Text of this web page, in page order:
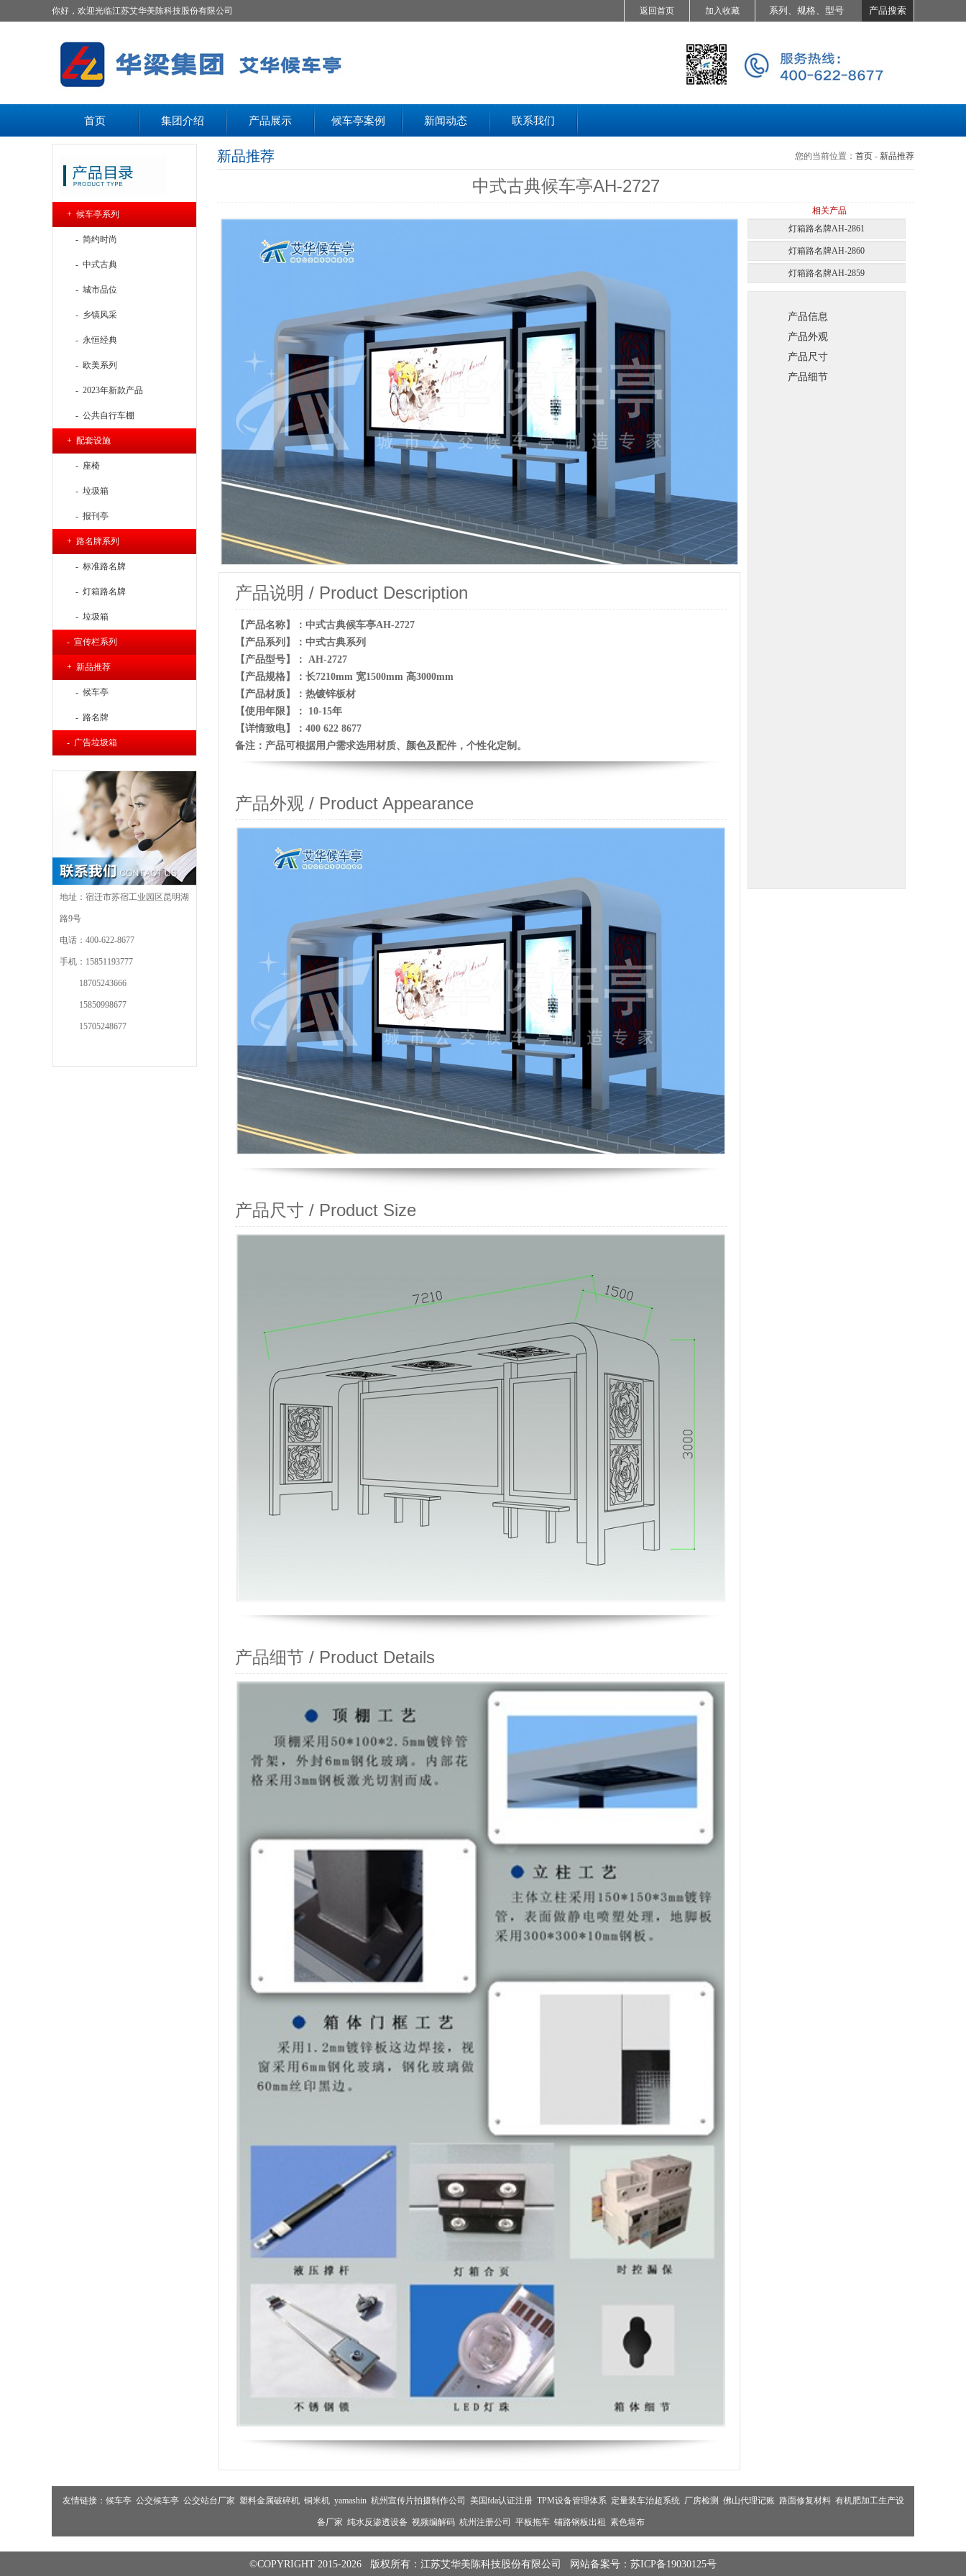
你好，欢迎光临江苏艾华美陈科技股份有限公司 加入收藏
返回首页
首页 集团介绍 产品展示 候车亭案例 新闻动态 联系我们
+ 候车亭系列
- 简约时尚
- 中式古典
- 城市品位
- 乡镇风采
- 永恒经典
- 欧美系列
- 2023年新款产品
- 公共自行车棚
+ 配套设施
- 座椅
- 垃圾箱
- 报刊亭
+ 路名牌系列
- 标准路名牌
- 灯箱路名牌
- 垃圾箱
- 宣传栏系列
+ 新品推荐
- 候车亭
- 路名牌
- 广告垃圾箱
地址：宿迁市苏宿工业园区昆明湖
路9号
电话：400-622-8677
手机：15851193777
18705243666
15850998677
15705248677
新品推荐 您的当前位置： 首页 - 新品推荐
中式古典候车亭AH-2727
产品说明 / Product Description
【产品名称】：中式古典候车亭AH-2727
【产品系列】：中式古典系列
【产品型号】： AH-2727
【产品规格】：长7210mm 宽1500mm 高3000mm
【产品材质】：热镀锌板材
【使用年限】： 10-15年
【详情致电】：400 622 8677
备注：产品可根据用户需求选用材质、颜色及配件，个性化定制。
产品外观 / Product Appearance
产品尺寸 / Product Size
产品细节 / Product Details
相关产品
灯箱路名牌AH-2861
灯箱路名牌AH-2860
灯箱路名牌AH-2859
产品信息
产品外观
产品尺寸
产品细节
友情链接： 候车亭 公交候车亭 公交站台厂家 塑料金属破碎机 铜米机 yamashin 杭州宣传片拍摄制作公司 美国fda认证注册 TPM设备管理体系 定量装车治超系统 厂房检测 佛山代理记账 路面修复材料 有机肥加工生产设
备厂家 纯水反渗透设备 视频编解码 杭州注册公司 平板拖车 铺路钢板出租 素色墙布
©COPYRIGHT 2015-2026 版权所有：江苏艾华美陈科技股份有限公司 网站备案号：苏ICP备19030125号